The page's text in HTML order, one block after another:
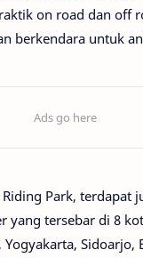
on road dan off
berkendara untuk
Park, terdapat
yang tersebar di 8
Yogyakarta, Sidoarjo,